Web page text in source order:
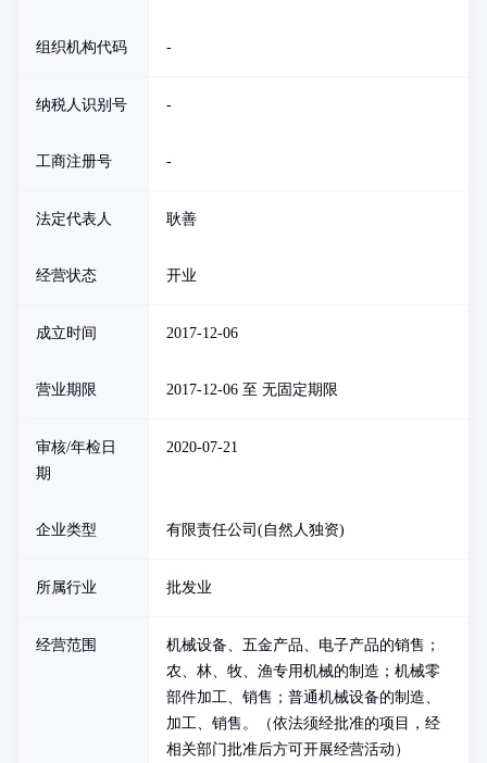
组织机构代码 -
纳税人识别号 -
工商注册号 -
法定代表人 耿善
经营状态 开业
成立时间 2017-12-06
营业期限 2017-12-06 至 无固定期限
审核/年检日
期
2020-07-21
企业类型 有限责任公司(自然人独资)
所属行业 批发业
经营范围
机械设备、五金产品、电子产品的销售；
农、林、牧、渔专用机械的制造；机械零
部件加工、销售；普通机械设备的制造、
加工、销售。（依法须经批准的项目，经
相关部门批准后方可开展经营活动）